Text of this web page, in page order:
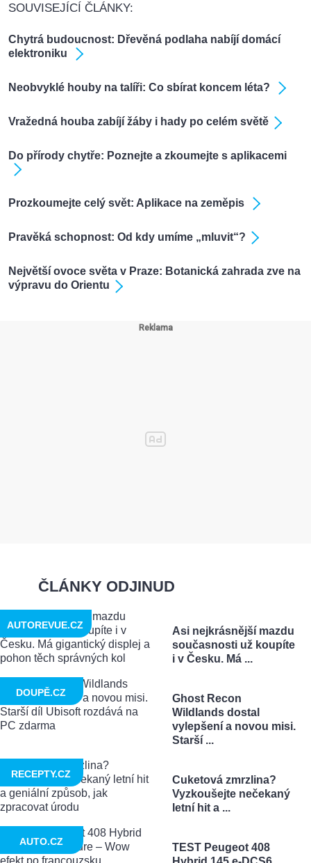
SOUVISEJÍCÍ ČLÁNKY:
Chytrá budoucnost: Dřevěná podlaha nabíjí domácí
elektroniku
Neobvyklé houby na talíři: Co sbírat koncem léta?
Vražedná houba zabíjí žáby i hady po celém světě
Do přírody chytře: Poznejte a zkoumejte s aplikacemi
Prozkoumejte celý svět: Aplikace na zeměpis
Pravěká schopnost: Od kdy umíme „mluvit“?
Největší ovoce světa v Praze: Botanická zahrada zve na
výpravu do Orientu
ČLÁNKY ODJINUD
Asi nejkrásnější mazdu
současnosti už koupíte
i v Česku. Má ...
AUTOREVUE.CZ
Ghost Recon
Wildlands dostal
vylepšení a novou misi.
Starší ...
DOUPĚ.CZ
Cuketová zmrzlina?
Vyzkoušejte nečekaný
letní hit a ...
RECEPTY.CZ
TEST Peugeot 408
AUTO.CZ